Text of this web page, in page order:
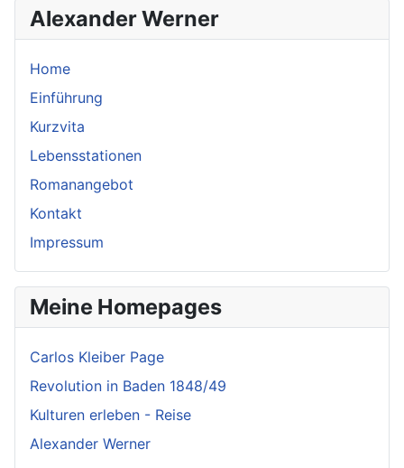
Alexander Werner
Home
Einführung
Kurzvita
Lebensstationen
Romanangebot
Kontakt
Impressum
Meine Homepages
Carlos Kleiber Page
Revolution in Baden 1848/49
Kulturen erleben - Reise
Alexander Werner